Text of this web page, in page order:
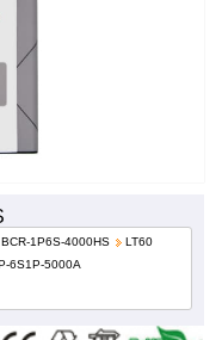
BCR-1P6S-4000HS
LT60
6S1P-5000A